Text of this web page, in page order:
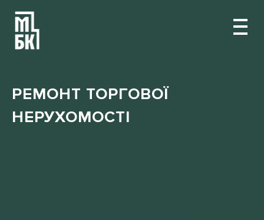
РЕМОНТ ТОРГОВОЇ
НЕРУХОМОСТІ